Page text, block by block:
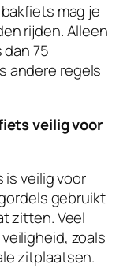
mag je
rijden. Alleen
75
andere regels
veilig voor
is veilig voor
gebruikt
zitten. Veel
zoals
zitplaatsen.